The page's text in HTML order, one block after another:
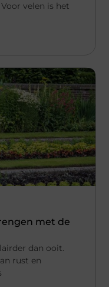
velen is het
met de
dan ooit.
rust en